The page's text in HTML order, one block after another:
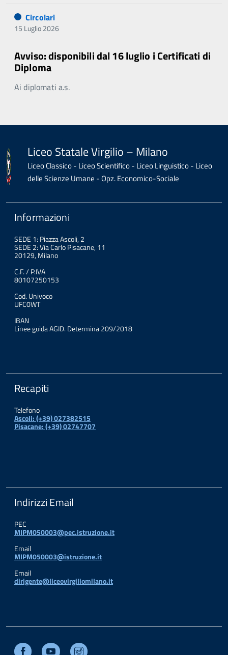
Circolari
15 Luglio 2026
Avviso: disponibili dal 16 luglio i Certificati di
Diploma
Ai diplomati a.s.
Liceo Statale Virgilio – Milano
Liceo Classico - Liceo Scientifico - Liceo Linguistico - Liceo
delle Scienze Umane - Opz. Economico-Sociale
Informazioni
SEDE 1: Piazza Ascoli, 2
SEDE 2: Via Carlo Pisacane, 11
20129, Milano
C.F. / P.IVA
80107250153
Cod. Univoco
UFC0WT
IBAN
Linee guida AGID. Determina 209/2018
Recapiti
Telefono
Ascoli: (+39) 027382515
Pisacane: (+39) 02747707
Indirizzi Email
PEC
MIPM050003@pec.istruzione.it
Email
MIPM050003@istruzione.it
Email
dirigente@liceovirgiliomilano.it
Facebook Youtube